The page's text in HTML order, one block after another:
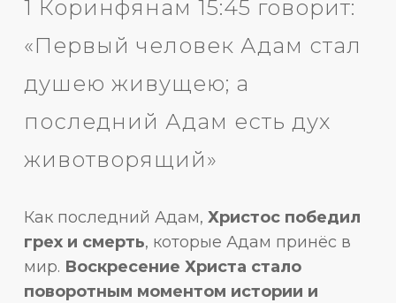
1 Коринфянам 15:45 говорит:
«Первый человек Адам стал
душею живущею; а
последний Адам есть дух
животворящий»
Как последний Адам, Христос победил
грех и смерть, которые Адам принёс в
мир. Воскресение Христа стало
поворотным моментом истории и